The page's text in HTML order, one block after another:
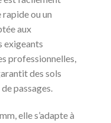
ou un
aux
exigeants
professionnelles,
des sols
passages.
elle s’adapte à